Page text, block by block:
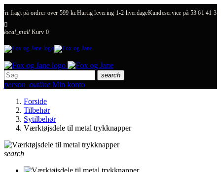
Fri fragt på ordrer over 599 kr. Hurtig levering 1-2 hverdageKundeservice på 53 61 41 31

local_mall Kurv 0
search
person_outline Min konto
Forside
Tilbehør
Sytilbehør
Værktøjsdele til metal trykknapper
search